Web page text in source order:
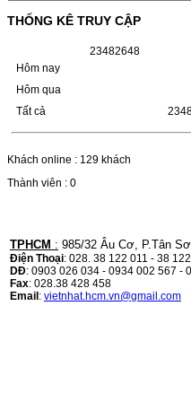
HỘP MỰC HP 110A (W1110A) CHO
MÁY LBP 243/MF 461DWMÃ HỘP
Hộp mực HP 110A (W1110A)- Loại
Giá : 249.000VND
Chọn mua
CHO DÒNG MÁY LBP
243/MF 461DW
Hộp mực Canon CRG-070– Loại
in laser trắng đenSỬ DỤNG CHO
Canon i-SENSYS…
Giá : 799.000VND
Chọn mua
THỐNG KÊ TRUY CẬP
23482648
Hôm nay
Hôm qua
Tất cả
Khách online : 129 khách
Thành viên : 0
TPHCM : 985/32 Âu Cơ, P.Tân
Điện Thoại: 028. 38 122 011 - 38
DĐ: 0903 026 034 - 0934 002 567 -
Fax: 028.38 428 458
Email: vietnhat.hcm.vn@gmail.com